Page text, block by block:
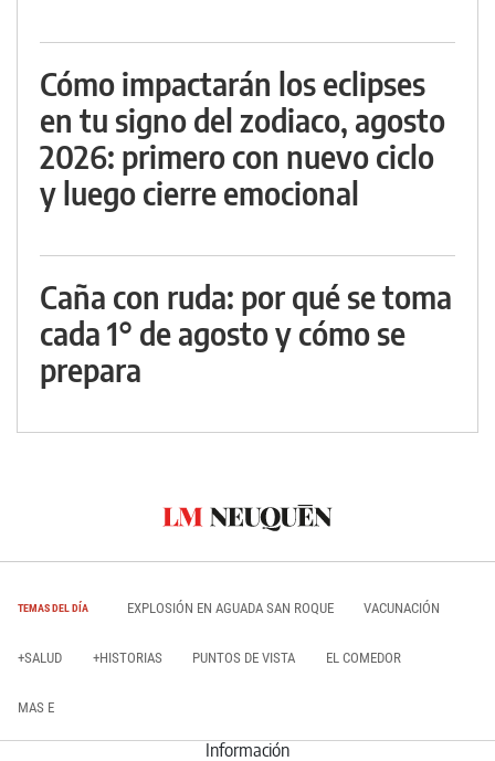
Cómo impactarán los eclipses
en tu signo del zodiaco, agosto
2026: primero con nuevo ciclo
y luego cierre emocional
Caña con ruda: por qué se toma
cada 1° de agosto y cómo se
prepara
TEMAS DEL DÍA EXPLOSIÓN EN AGUADA SAN ROQUE VACUNACIÓN
+SALUD +HISTORIAS PUNTOS DE VISTA EL COMEDOR
MAS E
Información